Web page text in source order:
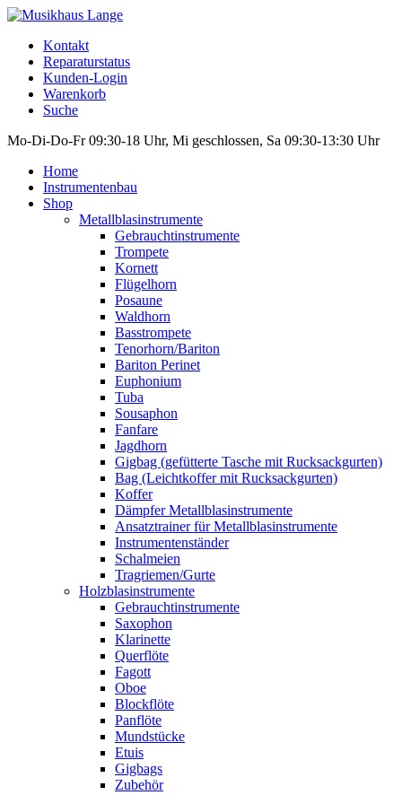
Kontakt
Reparaturstatus
Kunden-Login
Warenkorb
Suche
Mo-Di-Do-Fr 09:30-18 Uhr, Mi geschlossen, Sa 09:30-13:30 Uhr
Home
Instrumentenbau
Shop
Metallblasinstrumente
Gebrauchtinstrumente
Trompete
Kornett
Flügelhorn
Posaune
Waldhorn
Basstrompete
Tenorhorn/Bariton
Bariton Perinet
Euphonium
Tuba
Sousaphon
Fanfare
Jagdhorn
Gigbag (gefütterte Tasche mit Rucksackgurten)
Bag (Leichtkoffer mit Rucksackgurten)
Koffer
Dämpfer Metallblasinstrumente
Ansatztrainer für Metallblasinstrumente
Instrumentenständer
Schalmeien
Tragriemen/Gurte
Holzblasinstrumente
Gebrauchtinstrumente
Saxophon
Klarinette
Querflöte
Fagott
Oboe
Blockflöte
Panflöte
Mundstücke
Etuis
Gigbags
Zubehör